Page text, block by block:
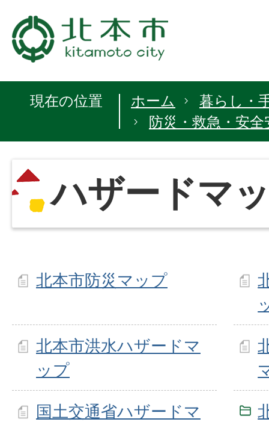
現在の位置 ホーム
暮らし・
防災・救急・安全
ハザードマ
北本市防災マップ
北本市洪水ハザードマ
ップ
国土交通省ハザードマ